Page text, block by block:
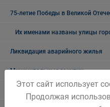
75-летие Победы в Великой
Их именами названы улицы
Ликвидация аварийного жилья
Муниципальные закупки
Этот сайт использует
Продолжая